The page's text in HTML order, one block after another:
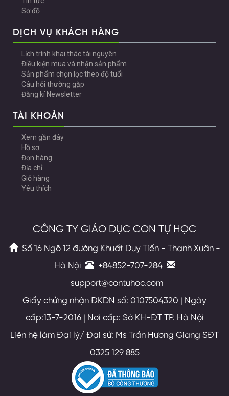
Sơ đồ
DỊCH VỤ KHÁCH HÀNG
Lịch trình khai thác tài nguyên
Điều kiện mua và nhận sản phẩm
Sản phẩm chọn lọc theo độ tuổi
Câu hỏi thường gặp
Đăng kí Newsletter
TÀI KHOẢN
Xem gần đây
Hồ sơ
Đơn hàng
Địa chỉ
Giỏ hàng
Yêu thích
CÔNG TY GIÁO DỤC CON TỰ HỌC
Số 16 Ngõ 12 đường Khuất Duy Tiến - Thanh Xuân -
Hà Nội
+84852-707-284
support@contuhoc.com
Giấy chứng nhận ĐKDN số: 0107504320 | Ngày
cấp:13-7-2016 | Nơi cấp: Sở KH-ĐT TP. Hà Nội
Liên hệ làm Đại lý/ Đại sứ: Ms Trần Hương Giang SĐT
0325 129 885